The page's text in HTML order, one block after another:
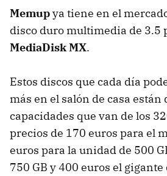
Memupya tiene en el
disco duro multimedia de 3.5
MediaDisk MX.
Estos discos que cada día
más en el salón de casa
capacidades que van de los
precios de 170 euros para el
euros para la unidad de 500
750 GB y 400 euros el gigante